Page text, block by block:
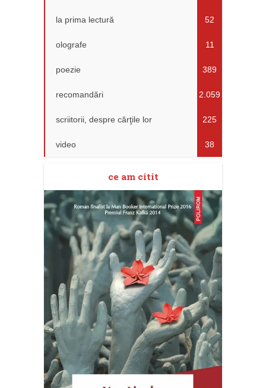
la prima lectură 52
olografe 11
poezie 389
recomandări 2.059
scriitorii, despre cărţile lor 225
video 38
ce am citit